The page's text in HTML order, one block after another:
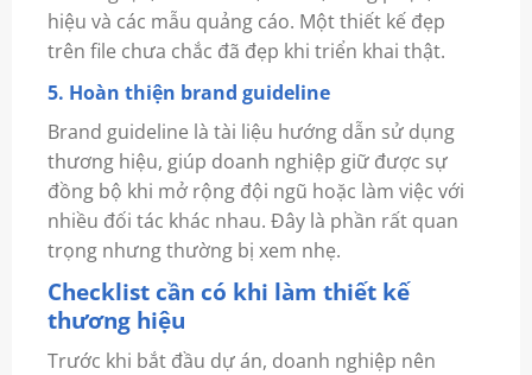
hiệu và các mẫu quảng cáo. Một thiết kế đẹp
trên file chưa chắc đã đẹp khi triển khai thật.
5. Hoàn thiện brand guideline
Brand guideline là tài liệu hướng dẫn sử dụng
thương hiệu, giúp doanh nghiệp giữ được sự
đồng bộ khi mở rộng đội ngũ hoặc làm việc với
nhiều đối tác khác nhau. Đây là phần rất quan
trọng nhưng thường bị xem nhẹ.
Checklist cần có khi làm thiết kế
thương hiệu
Trước khi bắt đầu dự án, doanh nghiệp nên